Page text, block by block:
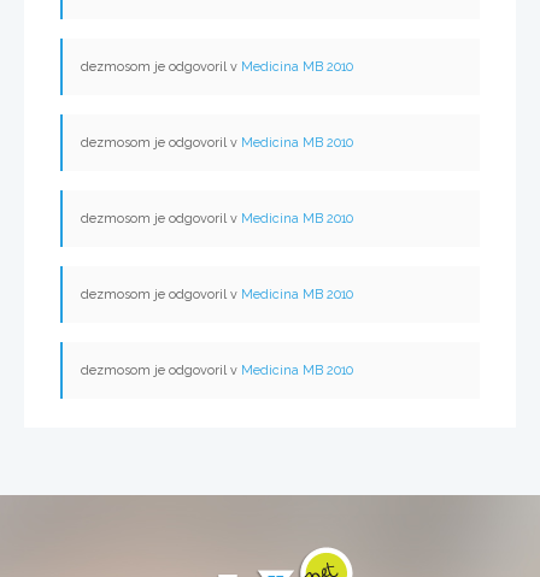
dezmosom je odgovoril v Medicina MB 2010
dezmosom je odgovoril v Medicina MB 2010
dezmosom je odgovoril v Medicina MB 2010
dezmosom je odgovoril v Medicina MB 2010
dezmosom je odgovoril v Medicina MB 2010